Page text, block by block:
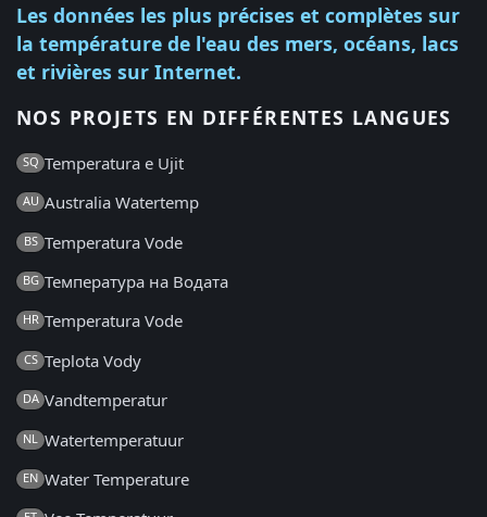
Les données les plus précises et complètes sur
la température de l'eau des mers, océans, lacs
et rivières sur Internet.
NOS PROJETS EN DIFFÉRENTES LANGUES
SQ Temperatura e Ujit
AU Australia Watertemp
BS Temperatura Vode
BG Температура на Водата
HR Temperatura Vode
CS Teplota Vody
DA Vandtemperatur
NL Watertemperatuur
EN Water Temperature